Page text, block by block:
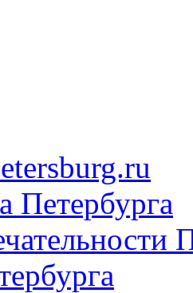
Петербурга